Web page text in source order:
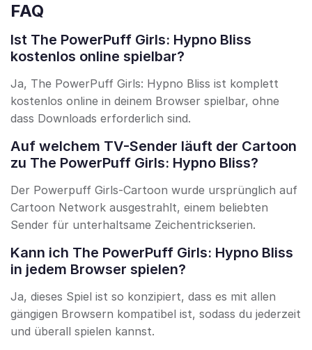
FAQ
Ist The PowerPuff Girls: Hypno Bliss
kostenlos online spielbar?
Ja, The PowerPuff Girls: Hypno Bliss ist komplett
kostenlos online in deinem Browser spielbar, ohne
dass Downloads erforderlich sind.
Auf welchem TV-Sender läuft der Cartoon
zu The PowerPuff Girls: Hypno Bliss?
Der Powerpuff Girls-Cartoon wurde ursprünglich auf
Cartoon Network ausgestrahlt, einem beliebten
Sender für unterhaltsame Zeichentrickserien.
Kann ich The PowerPuff Girls: Hypno Bliss
in jedem Browser spielen?
Ja, dieses Spiel ist so konzipiert, dass es mit allen
gängigen Browsern kompatibel ist, sodass du jederzeit
und überall spielen kannst.